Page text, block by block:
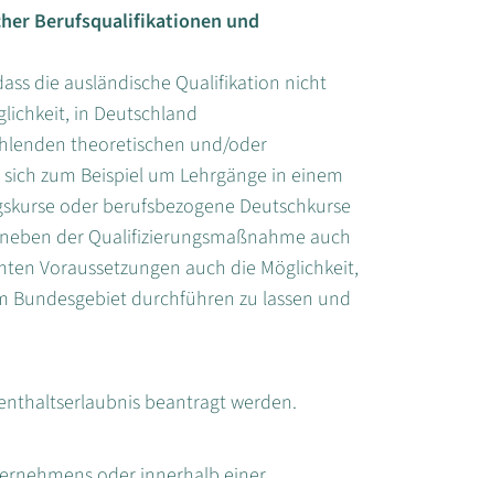
Berufsqualifikationen und
die ausländische Qualifikation nicht
in Deutschland
theoretischen und/oder
zum Beispiel um Lehrgänge in einem
oder berufsbezogene Deutschkurse
der Qualifizierungsmaßnahme auch
Voraussetzungen auch die Möglichkeit,
Bundesgebiet durchführen zu lassen und
beantragt werden.